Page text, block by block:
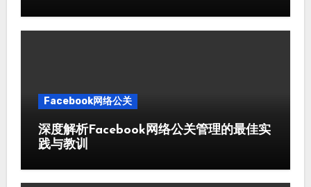
Facebook网络公关
深度解析Facebook网络公关管理的最佳实
践与教训